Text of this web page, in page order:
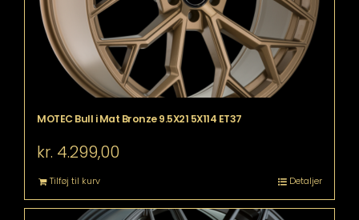
MOTEC Bull i Mat Bronze 9.5X21 5X114 ET37
kr. 4.299,00
Tilføj til kurv Detaljer